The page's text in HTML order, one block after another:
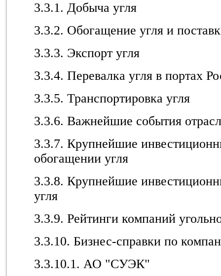
3.3.1. Добыча угля
3.3.2. Обогащение угля и
3.3.3. Экспорт угля
3.3.4. Перевалка угля в портах
3.3.5. Транспортировка угля
3.3.6. Важнейшие события
3.3.7. Крупнейшие
обогащении угля
3.3.8. Крупнейшие
угля
3.3.9. Рейтинги компаний
3.3.10. Бизнес-справки по
3.3.10.1. АО "СУЭК"